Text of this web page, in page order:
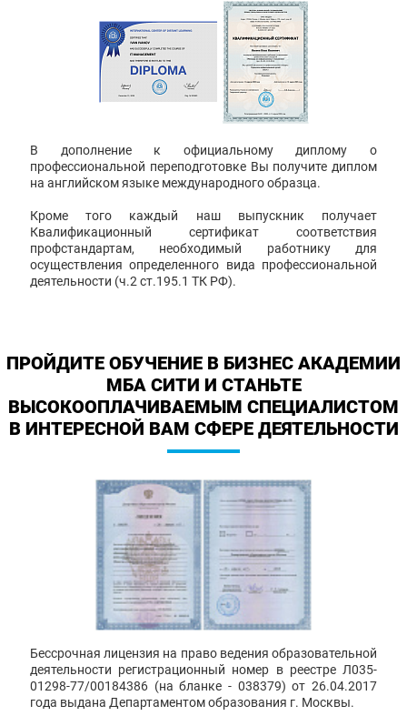
В дополнение к официальному диплому о
профессиональной переподготовке Вы получите диплом
на английском языке международного образца.
Кроме того каждый наш выпускник получает
Квалификационный сертификат соответствия
профстандартам, необходимый работнику для
осуществления определенного вида профессиональной
деятельности (ч.2 ст.195.1 ТК РФ).
ПРОЙДИТЕ ОБУЧЕНИЕ В БИЗНЕС АКАДЕМИИ
МБА СИТИ И СТАНЬТЕ
ВЫСОКООПЛАЧИВАЕМЫМ СПЕЦИАЛИСТОМ
В ИНТЕРЕСНОЙ ВАМ СФЕРЕ ДЕЯТЕЛЬНОСТИ
Бессрочная лицензия на право ведения образовательной
деятельности регистрационный номер в реестре Л035-
01298-77/00184386 (на бланке - 038379) от 26.04.2017
года выдана Департаментом образования г. Москвы.